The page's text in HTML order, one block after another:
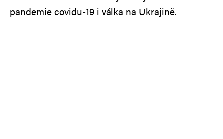
pandemie covidu-19 i válka na Ukrajině.